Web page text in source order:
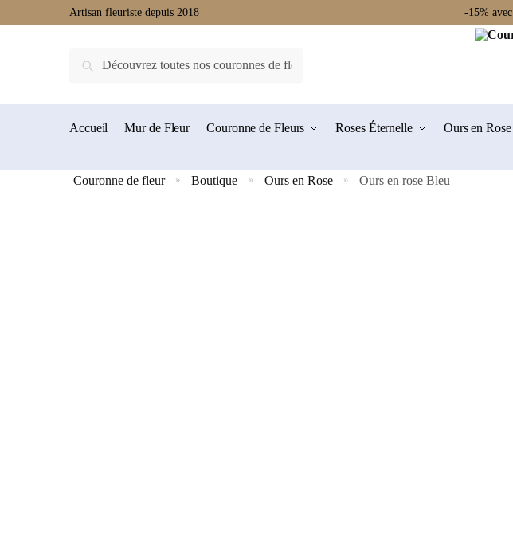
Artisan fleuriste depuis 2018 -15%
Recherche
Accueil Mur de Fleur Couronne de Fleurs Roses Éternelle Ours en Rose
Couronne de fleur » Boutique » Ours en Rose » Ours en rose Bleu